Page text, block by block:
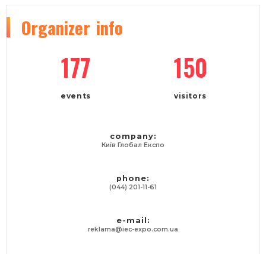
Organizer info
177
events
150
visitors
company:
Київ Глобал Експо
phone:
(044) 201-11-61
e-mail:
reklama@iec-expo.com.ua